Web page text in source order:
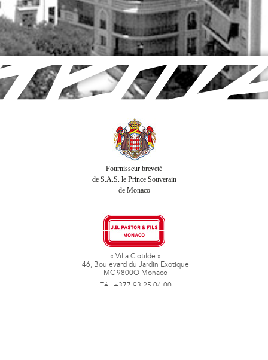
Fournisseur breveté
de S.A.S. le Prince Souverain
de Monaco
« Villa Clotilde »
46, Boulevard du Jardin Exotique
MC 9800O Monaco
Tél. +377 93 25 04 00